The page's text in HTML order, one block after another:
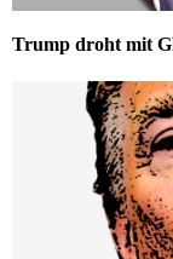
Trump droht mit